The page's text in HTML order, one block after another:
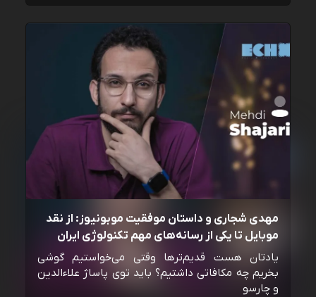
مهدی شجاری و داستان موفقیت موبونیوز: از نقد
موبایل تا یکی از رسانه‌‌های مهم تکنولوژی ایران
یادتان هست قدیم‌ترها وقتی می‌خواستیم گوشی
بخریم چه مکافاتی داشتیم؟ باید توی پاساژ علاءالدین
و چارسو